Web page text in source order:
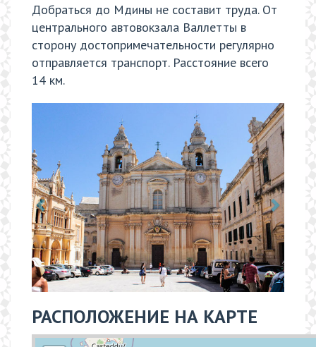
Добраться до Мдины не составит труда. От
центрального автовокзала Валлетты в
сторону достопримечательности регулярно
отправляется транспорт. Расстояние всего
14 км.
РАСПОЛОЖЕНИЕ НА КАРТЕ